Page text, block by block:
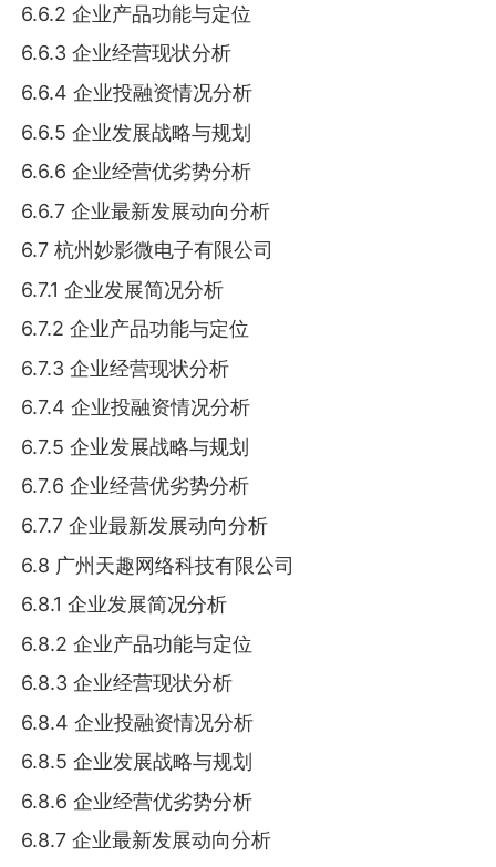
6.6.2 企业产品功能与定位
6.6.3 企业经营现状分析
6.6.4 企业投融资情况分析
6.6.5 企业发展战略与规划
6.6.6 企业经营优劣势分析
6.6.7 企业最新发展动向分析
6.7 杭州妙影微电子有限公司
6.7.1 企业发展简况分析
6.7.2 企业产品功能与定位
6.7.3 企业经营现状分析
6.7.4 企业投融资情况分析
6.7.5 企业发展战略与规划
6.7.6 企业经营优劣势分析
6.7.7 企业最新发展动向分析
6.8 广州天趣网络科技有限公司
6.8.1 企业发展简况分析
6.8.2 企业产品功能与定位
6.8.3 企业经营现状分析
6.8.4 企业投融资情况分析
6.8.5 企业发展战略与规划
6.8.6 企业经营优劣势分析
6.8.7 企业最新发展动向分析